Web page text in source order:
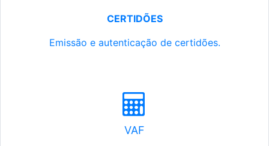
CERTIDÕES
Emissão e autenticação de certidões.
VAF